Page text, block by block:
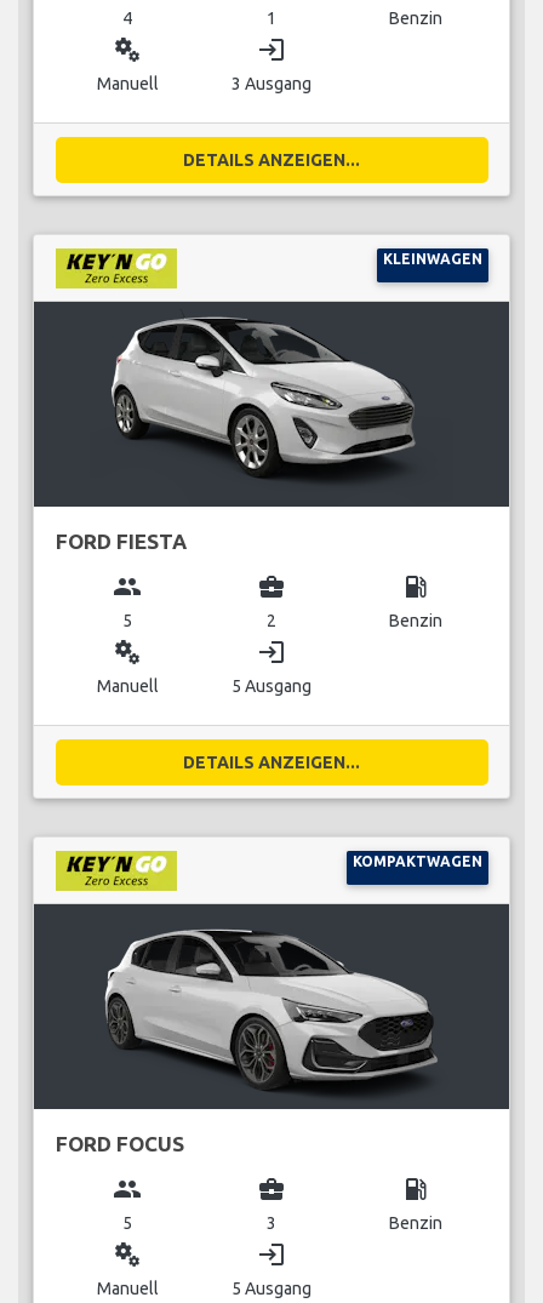
4 1 Benzin
miscellaneous_services
Manuell
login
3 Ausgang
DETAILS ANZEIGEN...
KLEINWAGEN
FORD FIESTA
group
5
business_center
2
local_gas_station
Benzin
miscellaneous_services
Manuell
login
5 Ausgang
DETAILS ANZEIGEN...
KOMPAKTWAGEN
FORD FOCUS
group
5
business_center
3
local_gas_station
Benzin
miscellaneous_services
Manuell
login
5 Ausgang